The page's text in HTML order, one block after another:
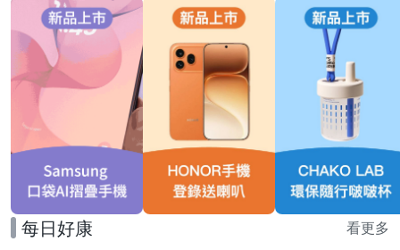
每日好康 看更多